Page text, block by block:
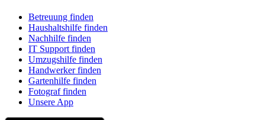
Betreuung finden
Haushaltshilfe finden
Nachhilfe finden
IT Support finden
Umzugshilfe finden
Handwerker finden
Gartenhilfe finden
Fotograf finden
Unsere App